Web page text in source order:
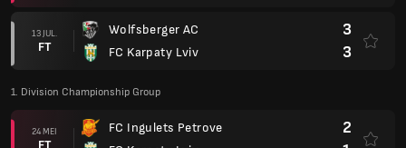
13 JUL.
FT
Wolfsberger AC
FC Karpaty Lviv
3
3
1. Division Championship Group
24 MEI
FT
FC Ingulets Petrove
2